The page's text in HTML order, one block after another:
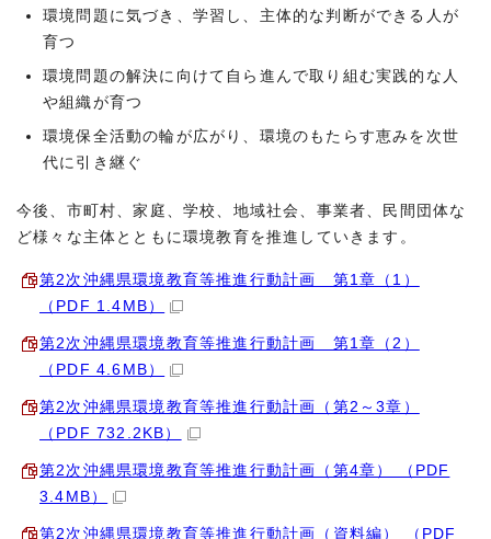
環境問題に気づき、学習し、主体的な判断ができる人が
育つ
環境問題の解決に向けて自ら進んで取り組む実践的な人
や組織が育つ
環境保全活動の輪が広がり、環境のもたらす恵みを次世
代に引き継ぐ
今後、市町村、家庭、学校、地域社会、事業者、民間団体な
ど様々な主体とともに環境教育を推進していきます。
第2次沖縄県環境教育等推進行動計画 第1章（1）
（PDF 1.4MB）
第2次沖縄県環境教育等推進行動計画 第1章（2）
（PDF 4.6MB）
第2次沖縄県環境教育等推進行動計画（第2～3章）
（PDF 732.2KB）
第2次沖縄県環境教育等推進行動計画（第4章） （PDF
3.4MB）
第2次沖縄県環境教育等推進行動計画（資料編） （PDF